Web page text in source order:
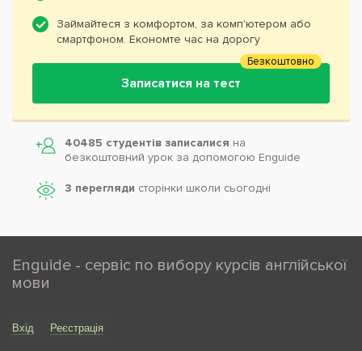
Займайтеся з комфортом, за комп'ютером або
смартфоном. Економте час на дорогу
Записатися на тест
Безкоштовно
40485 студентів записалися на
безкоштовний урок за допомогою Enguide
3 перегляди сторінки школи cьогодні
Enguide - сервіс по вибору курсів англійської
мови
Вхід Реєстрація